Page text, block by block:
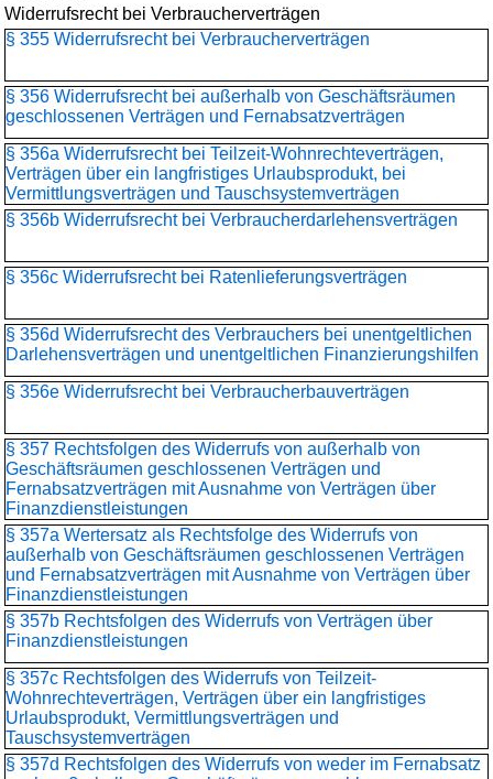
Widerrufsrecht bei Verbraucherverträgen
§ 355 Widerrufsrecht bei Verbraucherverträgen
§ 356 Widerrufsrecht bei außerhalb von Geschäftsräumen
geschlossenen Verträgen und Fernabsatzverträgen
§ 356a Widerrufsrecht bei Teilzeit-Wohnrechteverträgen,
Verträgen über ein langfristiges Urlaubsprodukt, bei
Vermittlungsverträgen und Tauschsystemverträgen
§ 356b Widerrufsrecht bei Verbraucherdarlehensverträgen
§ 356c Widerrufsrecht bei Ratenlieferungsverträgen
§ 356d Widerrufsrecht des Verbrauchers bei unentgeltlichen
Darlehensverträgen und unentgeltlichen Finanzierungshilfen
§ 356e Widerrufsrecht bei Verbraucherbauverträgen
§ 357 Rechtsfolgen des Widerrufs von außerhalb von
Geschäftsräumen geschlossenen Verträgen und
Fernabsatzverträgen mit Ausnahme von Verträgen über
Finanzdienstleistungen
§ 357a Wertersatz als Rechtsfolge des Widerrufs von
außerhalb von Geschäftsräumen geschlossenen Verträgen
und Fernabsatzverträgen mit Ausnahme von Verträgen über
Finanzdienstleistungen
§ 357b Rechtsfolgen des Widerrufs von Verträgen über
Finanzdienstleistungen
§ 357c Rechtsfolgen des Widerrufs von Teilzeit-
Wohnrechteverträgen, Verträgen über ein langfristiges
Urlaubsprodukt, Vermittlungsverträgen und
Tauschsystemverträgen
§ 357d Rechtsfolgen des Widerrufs von weder im Fernabsatz